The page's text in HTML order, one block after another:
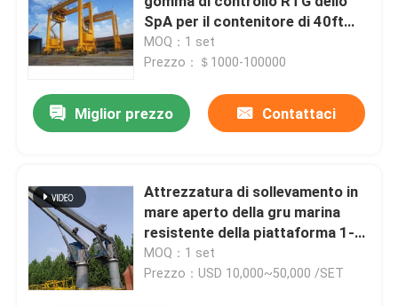
Casa
Prodotti
SpA per il contenitore di 40ft
45ft
MOQ：1 set
Prezzo：＄1000-100000
Miglior prezzo Contattaci
Attrezzatura di sollevamento in
mare aperto della gru marina
resistente della piattaforma 1-
35T 30m/Min
MOQ：1 set
Prezzo：USD 10,000~50,000 /SET